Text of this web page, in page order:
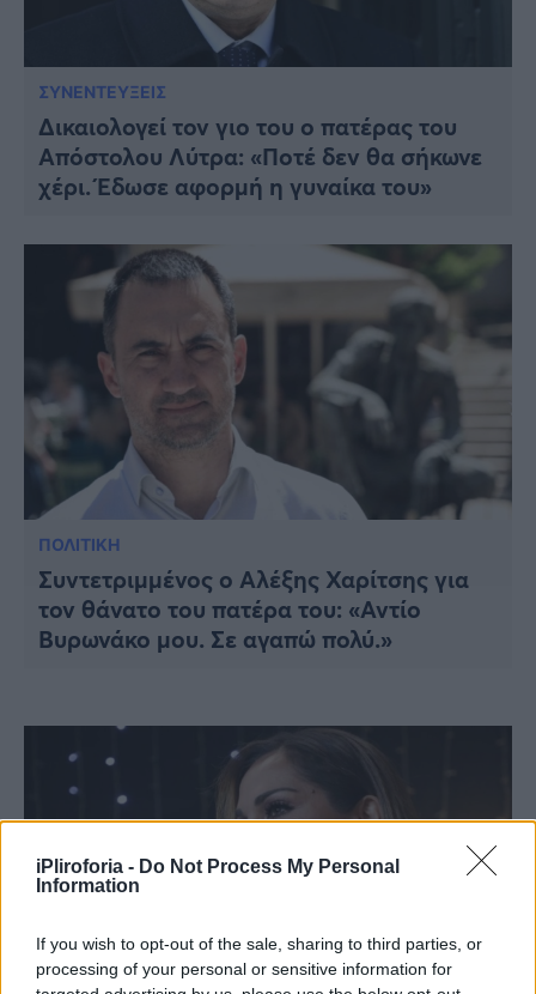
iPliroforia - Do Not Process My Personal
Information
If you wish to opt-out of the sale, sharing to third parties, or
processing of your personal or sensitive information for
ΣΥΝΕΝΤΕΥΞΕΙΣ
Δικαιολογεί τον γιο του ο πατέρας του
Απόστολου Λύτρα: «Ποτέ δεν θα σήκωνε
χέρι. Έδωσε αφορμή η γυναίκα του»
ΠΟΛΙΤΙΚΗ
Συντετριμμένος ο Αλέξης Χαρίτσης για
τον θάνατο του πατέρα του: «Αντίο
Βυρωνάκο μου. Σε αγαπώ πολύ.»